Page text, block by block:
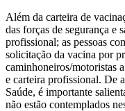
Além da carteira de
das forças de segurança e
profissional; as pessoas
solicitação da vacina por
caminhoneiros/motoristas
e carteira profissional. De
Saúde, é importante
não estão contemplados